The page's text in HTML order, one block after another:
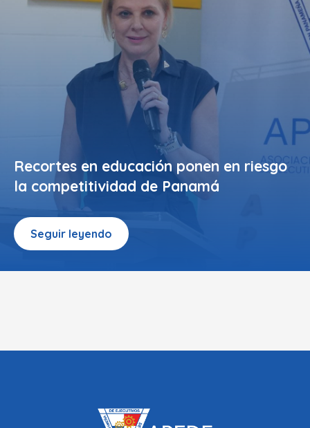
Recortes en educación ponen en riesgo
la competitividad de Panamá
Seguir leyendo